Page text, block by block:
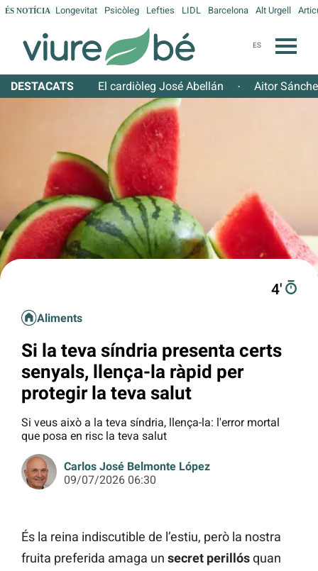
ÉS NOTÍCIA Longevitat Psicòleg Lefties LIDL Barcelona Alt Urgell
ES
DESTACATS El cardiòleg José Abellán · Aitor
4′
Aliments
Si la teva síndria presenta certs
senyals, llença-la ràpid per
protegir la teva salut
Si veus això a la teva síndria, llença-la: l'error mortal
que posa en risc la teva salut
Carlos José Belmonte López
09/07/2026 06:30
És la reina indiscutible de l’estiu, però la nostra
fruita preferida amaga un secret perillósquan